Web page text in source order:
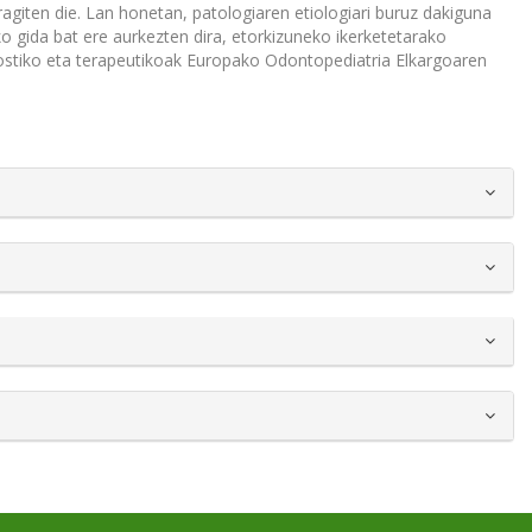
die. Lan honetan, patologiaren etiologiari buruz dakiguna
gida bat ere aurkezten dira, etorkizuneko ikerketetarako
eta terapeutikoak Europako Odontopediatria Elkargoaren